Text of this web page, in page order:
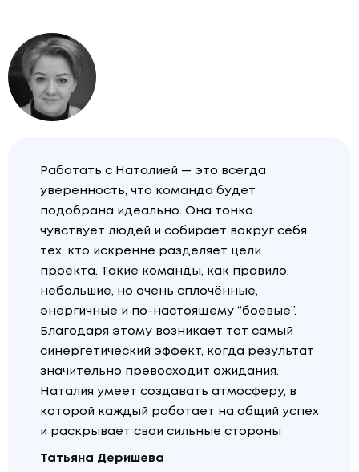
Работать с Наталией — это всегда
уверенность, что команда будет
подобрана идеально. Она тонко
чувствует людей и собирает вокруг себя
тех, кто искренне разделяет цели
проекта. Такие команды, как правило,
небольшие, но очень сплочённые,
энергичные и по-настоящему “боевые”.
Благодаря этому возникает тот самый
синергетический эффект, когда результат
значительно превосходит ожидания.
Наталия умеет создавать атмосферу, в
которой каждый работает на общий успех
и раскрывает свои сильные стороны
Татьяна Деришева